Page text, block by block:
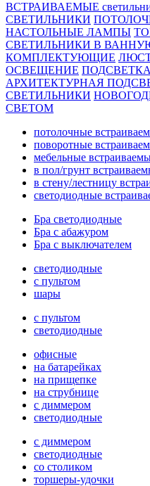
ВСТРАИВАЕМЫЕ
СВЕТИЛЬНИКИ
НАСТОЛЬНЫЕ ЛАМПЫ
СВЕТИЛЬНИКИ В
КОМПЛЕКТУЮЩИЕ
ОСВЕЩЕНИЕ ПОДСВЕТКА
АРХИТЕКТУРНАЯ
СВЕТИЛЬНИКИ
СВЕТОМ
потолочные
поворотные
мебельные
в пол/грунт
в стену/лестницу
светодиодные
Бра светодиодные
Бра с абажуром
Бра с выключателем
светодиодные
с пультом
шары
с пультом
светодиодные
офисные
на батарейках
на прищепке
на струбнице
с диммером
светодиодные
с диммером
светодиодные
со столиком
торшеры-удочки